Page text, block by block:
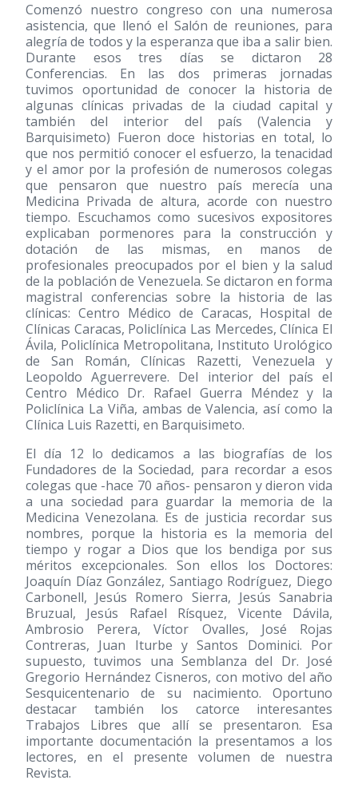
Comenzó nuestro congreso con una numerosa
asistencia, que llenó el Salón de reuniones, para
alegría de todos y la esperanza que iba a salir bien.
Durante esos tres días se dictaron 28
Conferencias. En las dos primeras jornadas
tuvimos oportunidad de conocer la historia de
algunas clínicas privadas de la ciudad capital y
también del interior del país (Valencia y
Barquisimeto) Fueron doce historias en total, lo
que nos permitió conocer el esfuerzo, la tenacidad
y el amor por la profesión de numerosos colegas
que pensaron que nuestro país merecía una
Medicina Privada de altura, acorde con nuestro
tiempo. Escuchamos como sucesivos expositores
explicaban pormenores para la construcción y
dotación de las mismas, en manos de
profesionales preocupados por el bien y la salud
de la población de Venezuela. Se dictaron en forma
magistral conferencias sobre la historia de las
clínicas: Centro Médico de Caracas, Hospital de
Clínicas Caracas, Policlínica Las Mercedes, Clínica El
Ávila, Policlínica Metropolitana, Instituto Urológico
de San Román, Clínicas Razetti, Venezuela y
Leopoldo Aguerrevere. Del interior del país el
Centro Médico Dr. Rafael Guerra Méndez y la
Policlínica La Viña, ambas de Valencia, así como la
Clínica Luis Razetti, en Barquisimeto.
El día 12 lo dedicamos a las biografías de los
Fundadores de la Sociedad, para recordar a esos
colegas que -hace 70 años- pensaron y dieron vida
a una sociedad para guardar la memoria de la
Medicina Venezolana. Es de justicia recordar sus
nombres, porque la historia es la memoria del
tiempo y rogar a Dios que los bendiga por sus
méritos excepcionales. Son ellos los Doctores:
Joaquín Díaz González, Santiago Rodríguez, Diego
Carbonell, Jesús Romero Sierra, Jesús Sanabria
Bruzual, Jesús Rafael Rísquez, Vicente Dávila,
Ambrosio Perera, Víctor Ovalles, José Rojas
Contreras, Juan Iturbe y Santos Dominici. Por
supuesto, tuvimos una Semblanza del Dr. José
Gregorio Hernández Cisneros, con motivo del año
Sesquicentenario de su nacimiento. Oportuno
destacar también los catorce interesantes
Trabajos Libres que allí se presentaron. Esa
importante documentación la presentamos a los
lectores, en el presente volumen de nuestra
Revista.